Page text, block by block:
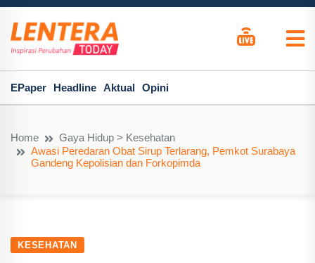
EPaper Headline Aktual Opini
Home
Gaya Hidup > Kesehatan
Awasi Peredaran Obat Sirup Terlarang, Pemkot Surabaya
Gandeng Kepolisian dan Forkopimda
KESEHATAN